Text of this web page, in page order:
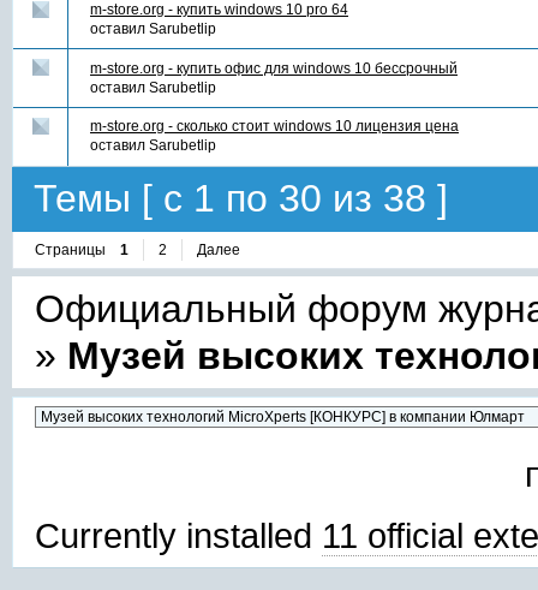
m-store.org - купить windows 10 pro 64
оставил Sarubetlip
m-store.org - купить офис для windows 10 бессрочный
оставил Sarubetlip
m-store.org - сколько стоит windows 10 лицензия цена
оставил Sarubetlip
Темы [ с 1 по 30 из 38 ]
Страницы 1 2 Далее
Официальный форум
» Музей высоких
Currently installed 11 official